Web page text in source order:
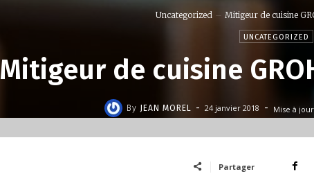
Uncategorized Mitigeur de cuisine
UNCATEGORIZED
Mitigeur de cuisine
By JEAN MOREL - 24 janvier 2018 - Mise à
Partager